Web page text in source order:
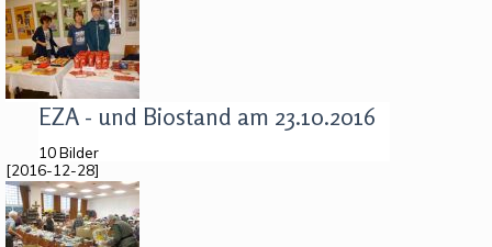
EZA - und Biostand am 23.10.2016
10 Bilder
[2016-12-28]